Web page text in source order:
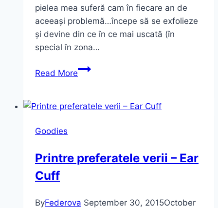
pielea mea suferă cam în fiecare an de
aceeași problemă…începe să se exfolieze
și devine din ce în ce mai uscată (în
special în zona…
Read MoreLoțiune
cu
măr
Cell
Goodies
Printre preferatele verii – Ear
Cuff
ByFederova September 30, 2015October